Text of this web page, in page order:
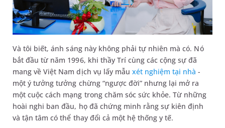
Và tôi biết, ánh sáng này không phải tự nhiên mà có. Nó
bắt đầu từ năm 1996, khi thầy Trí cùng các cộng sự đã
mang về Việt Nam dịch vụ lấy mẫu xét nghiệm tại nhà -
một ý tưởng tưởng chừng “ngược đời” nhưng lại mở ra
một cuộc cách mạng trong chăm sóc sức khỏe. Từ những
hoài nghi ban đầu, họ đã chứng minh rằng sự kiên định
và tận tâm có thể thay đổi cả một hệ thống y tế.